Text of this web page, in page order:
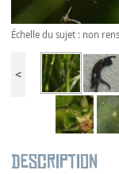
Échelle du sujet : non
<
Description